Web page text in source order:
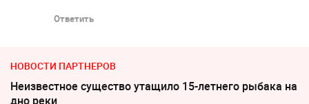
Ответить
НОВОСТИ ПАРТНЕРОВ
Неизвестное существо утащило 15-летнего рыбака на
дно реки